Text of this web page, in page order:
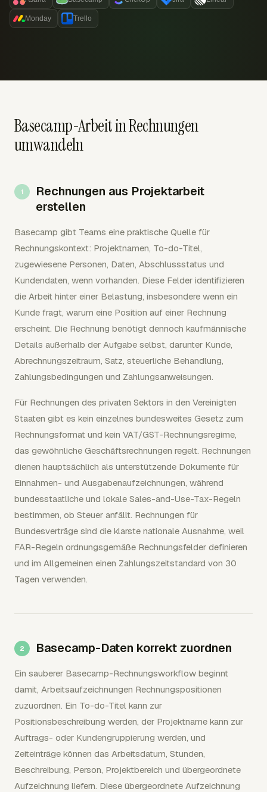
Monday Trello
Basecamp-Arbeit in Rechnungen
umwandeln
Rechnungen aus Projektarbeit
erstellen
Basecamp gibt Teams eine praktische Quelle für
Rechnungskontext: Projektnamen, To-do-Titel,
zugewiesene Personen, Daten, Abschlussstatus und
Kundendaten, wenn vorhanden. Diese Felder identifizieren
die Arbeit hinter einer Belastung, insbesondere wenn ein
Kunde fragt, warum eine Position auf einer Rechnung
erscheint. Die Rechnung benötigt dennoch kaufmännische
Details außerhalb der Aufgabe selbst, darunter Kunde,
Abrechnungszeitraum, Satz, steuerliche Behandlung,
Zahlungsbedingungen und Zahlungsanweisungen.
Für Rechnungen des privaten Sektors in den Vereinigten
Staaten gibt es kein einzelnes bundesweites Gesetz zum
Rechnungsformat und kein VAT/GST-Rechnungsregime,
das gewöhnliche Geschäftsrechnungen regelt. Rechnungen
dienen hauptsächlich als unterstützende Dokumente für
Einnahmen- und Ausgabenaufzeichnungen, während
bundesstaatliche und lokale Sales-and-Use-Tax-Regeln
bestimmen, ob Steuer anfällt. Rechnungen für
Bundesverträge sind die klarste nationale Ausnahme, weil
FAR-Regeln ordnungsgemäße Rechnungsfelder definieren
und im Allgemeinen einen Zahlungszeitstandard von 30
Tagen verwenden.
Basecamp-Daten korrekt zuordnen
Ein sauberer Basecamp-Rechnungsworkflow beginnt
damit, Arbeitsaufzeichnungen Rechnungspositionen
zuzuordnen. Ein To-do-Titel kann zur
Positionsbeschreibung werden, der Projektname kann zur
Auftrags- oder Kundengruppierung werden, und
Zeiteinträge können das Arbeitsdatum, Stunden,
Beschreibung, Person, Projektbereich und übergeordnete
Aufzeichnung liefern. Diese übergeordnete Aufzeichnung